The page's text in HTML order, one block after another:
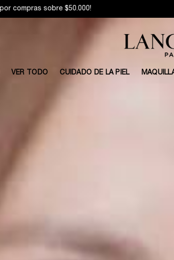
Durante estos días los
VER TODO CUIDADO DE LA PIEL